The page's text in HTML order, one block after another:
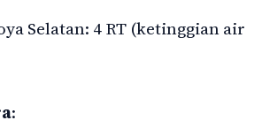
Selatan: 4 RT (ketinggian air
: